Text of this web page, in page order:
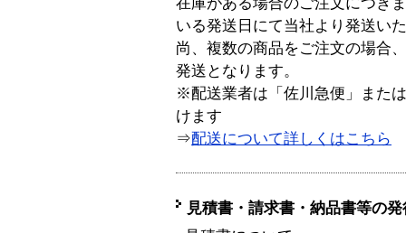
在庫がある場合のご注文につき
いる発送日にて当社より発送い
尚、複数の商品をご注文の場合
発送となります。
※配送業者は「佐川急便」また
けます
⇒配送について詳しくはこちら
見積書・請求書・納品書等の